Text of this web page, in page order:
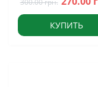
300.00 грн.
КУПИТЬ